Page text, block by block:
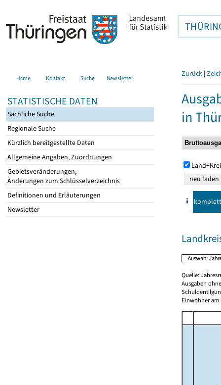
Home Kontakt Suche Newsletter
STATISTISCHE DATEN
Sachliche Suche
Regionale Suche
Kürzlich bereitgestellte Daten
Allgemeine Angaben, Zuordnungen
Gebietsveränderungen,
Änderungen zum Schlüsselverzeichnis
Definitionen und Erläuterungen
Newsletter
Zurück |
in
komplett
Quelle:
Ausgaben
Einwohner am